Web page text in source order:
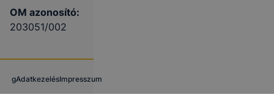
OM azonosító:
203051/002
gAdatkezelésImpresszum